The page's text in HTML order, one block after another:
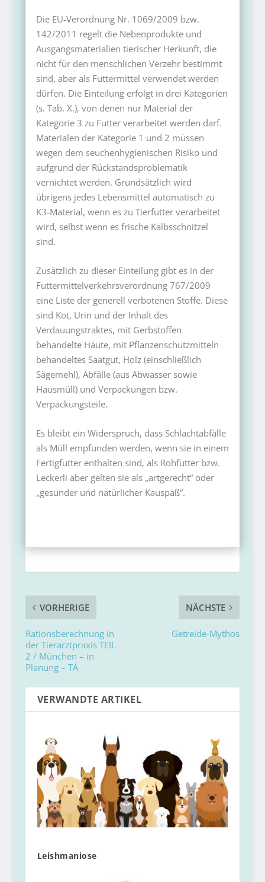
Die EU-Verordnung Nr. 1069/2009 bzw.
142/2011 regelt die Nebenprodukte und
Ausgangsmaterialien tierischer Herkunft, die
nicht für den menschlichen Verzehr bestimmt
sind, aber als Futtermittel verwendet werden
dürfen. Die Einteilung erfolgt in drei Kategorien
(s. Tab. X.), von denen nur Material der
Kategorie 3 zu Futter verarbeitet werden darf.
Materialen der Kategorie 1 und 2 müssen
wegen dem seuchenhygienischen Risiko und
aufgrund der Rückstandsproblematik
vernichtet werden. Grundsätzlich wird
übrigens jedes Lebensmittel automatisch zu
K3-Material, wenn es zu Tierfutter verarbeitet
wird, selbst wenn es frische Kalbsschnitzel
sind.
Zusätzlich zu dieser Einteilung gibt es in der
Futtermittelverkehrsverordnung 767/2009
eine Liste der generell verbotenen Stoffe. Diese
sind Kot, Urin und der Inhalt des
Verdauungstraktes, mit Gerbstoffen
behandelte Häute, mit Pflanzenschutzmitteln
behandeltes Saatgut, Holz (einschließlich
Sägemehl), Abfälle (aus Abwasser sowie
Hausmüll) und Verpackungen bzw.
Verpackungsteile.
Es bleibt ein Widerspruch, dass Schlachtabfälle
als Müll empfunden werden, wenn sie in einem
Fertigfutter enthalten sind, als Rohfutter bzw.
Leckerli aber gelten sie als „artgerecht“ oder
„gesunder und natürlicher Kauspaß“.
VORHERIGE
Rationsberechnung in
der Tierarztpraxis TEIL
2 / München – in
Planung – TÄ
NÄCHSTE
Getreide-Mythos
VERWANDTE ARTIKEL
Leishmaniose